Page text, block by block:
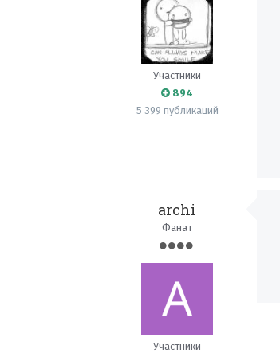
Участники
894
5 399 публикаций
archi
Фанат
Участники